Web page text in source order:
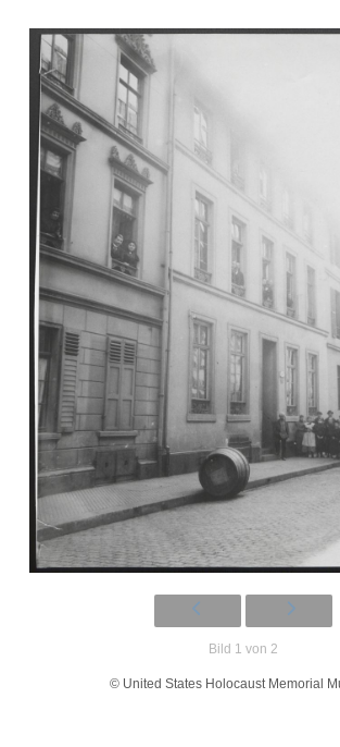
Bild 1 von 2
© United States Holocaust Memorial